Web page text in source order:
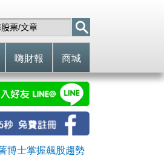
嗨財報 商城
博士掌握飆股趨勢